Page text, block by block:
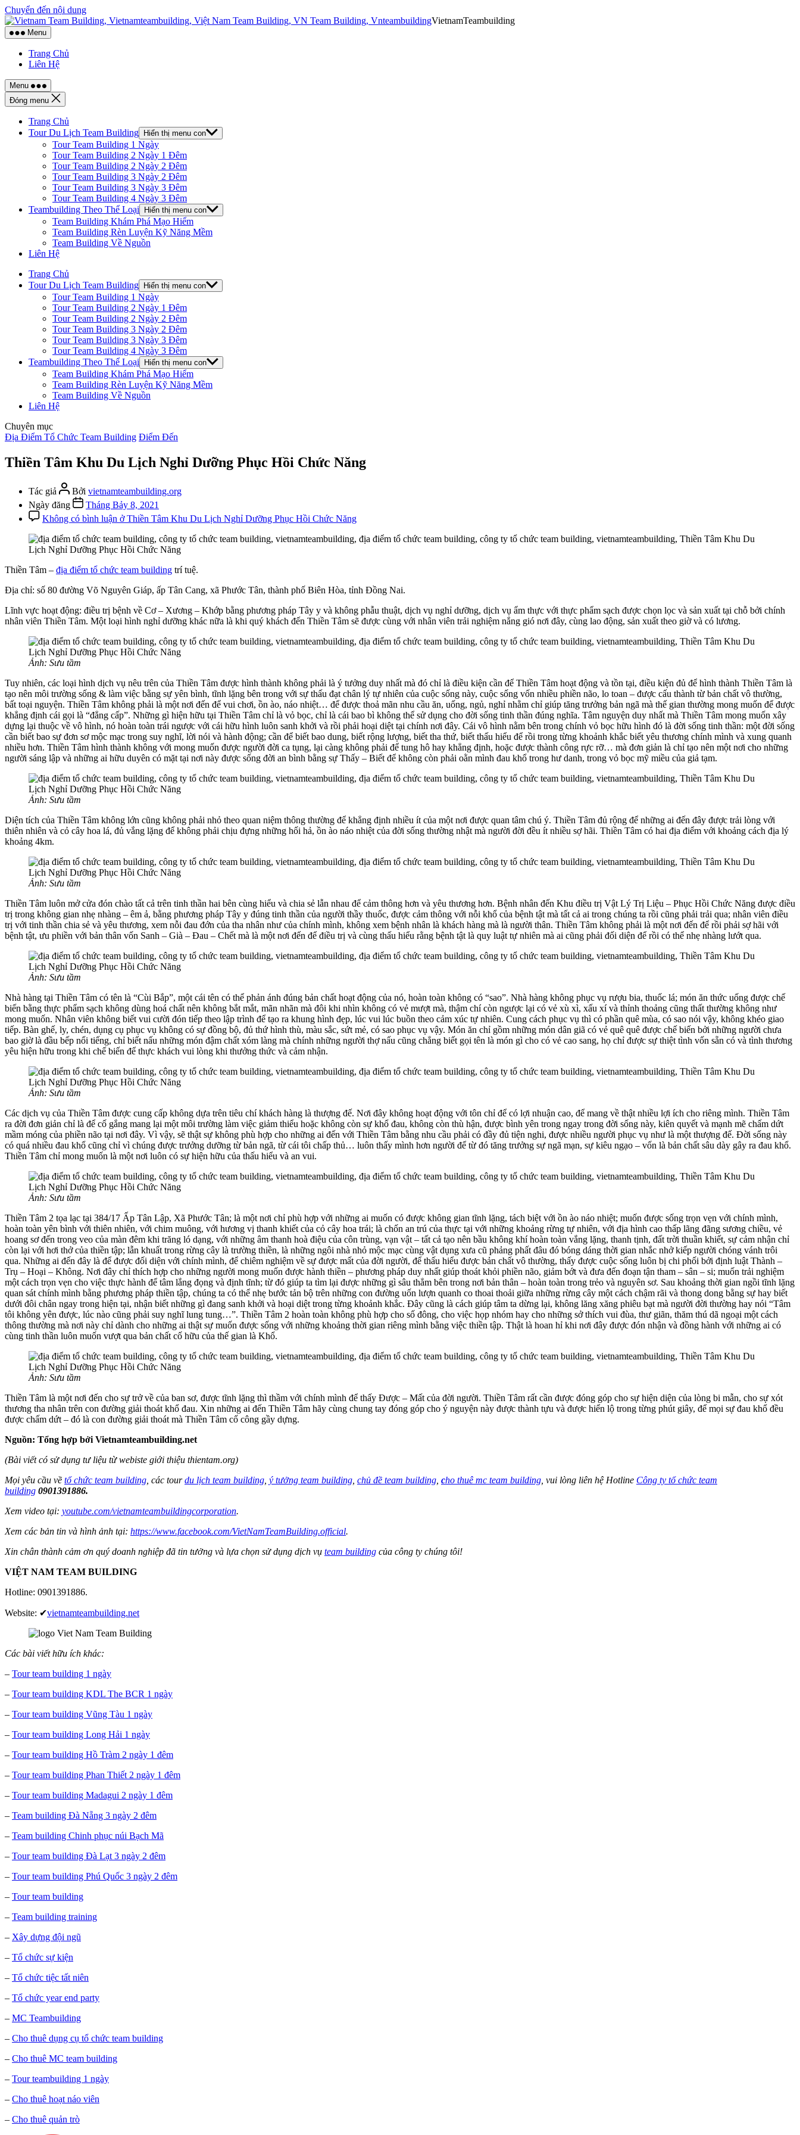
Chuyển đến nội dung
VietnamTeambuilding
Menu
Trang Chủ
Liên Hệ
Menu
Đóng menu
Trang Chủ
Tour Du Lịch Team Building
Hiển thị menu con
Tour Team Building 1 Ngày
Tour Team Building 2 Ngày 1 Đêm
Tour Team Building 2 Ngày 2 Đêm
Tour Team Building 3 Ngày 2 Đêm
Tour Team Building 3 Ngày 3 Đêm
Tour Team Building 4 Ngày 3 Đêm
Teambuilding Theo Thể Loại
Hiển thị menu con
Team Building Khám Phá Mạo Hiểm
Team Building Rèn Luyện Kỹ Năng Mềm
Team Building Về Nguồn
Liên Hệ
Trang Chủ
Tour Du Lịch Team Building
Hiển thị menu con
Tour Team Building 1 Ngày
Tour Team Building 2 Ngày 1 Đêm
Tour Team Building 2 Ngày 2 Đêm
Tour Team Building 3 Ngày 2 Đêm
Tour Team Building 3 Ngày 3 Đêm
Tour Team Building 4 Ngày 3 Đêm
Teambuilding Theo Thể Loại
Hiển thị menu con
Team Building Khám Phá Mạo Hiểm
Team Building Rèn Luyện Kỹ Năng Mềm
Team Building Về Nguồn
Liên Hệ
Chuyên mục
Địa Điểm Tổ Chức Team Building Điểm Đến
Thiền Tâm Khu Du Lịch Nghỉ Dưỡng Phục Hồi Chức Năng
Tác giả Bởi vietnamteambuilding.org
Ngày đăng
Tháng Bảy 8, 2021
Không có bình luận ở Thiền Tâm Khu Du Lịch Nghỉ Dưỡng Phục Hồi Chức Năng
Thiền Tâm – địa điểm tổ chức team building trí tuệ.
Địa chỉ: số 80 đường Võ Nguyên Giáp, ấp Tân Cang, xã Phước Tân, thành phố Biên Hòa, tỉnh Đồng Nai.
Lĩnh vực hoạt động: điều trị bệnh về Cơ – Xương – Khớp bằng phương pháp Tây y và không phẫu thuật, dịch vụ nghỉ dưỡng, dịch vụ ẩm thực với thực phẩm sạch được chọn lọc và sản xuất tại chỗ bởi chính
nhân viên Thiền Tâm. Một loại hình nghỉ dưỡng khác nữa là khi quý khách đến Thiền Tâm sẽ được cùng với nhân viên trải nghiệm nắng gió nơi đây, cùng lao động, sản xuất theo giờ và có lương.
Ảnh: Sưu tầm
Tuy nhiên, các loại hình dịch vụ nêu trên của Thiền Tâm được hình thành không phải là ý tưởng duy nhất mà đó chỉ là điều kiện cần để Thiền Tâm hoạt động và tồn tại, điều kiện đủ để hình thành Thiền Tâm là
tạo nên môi trường sống & làm việc bằng sự yên bình, tĩnh lặng bên trong với sự thấu đạt chân lý tự nhiên của cuộc sống này, cuộc sống vốn nhiều phiền não, lo toan – được cấu thành từ bản chất vô thường,
bất toại nguyện. Thiền Tâm không phải là một nơi đến để vui chơi, ồn ào, náo nhiệt… để được thoả mãn nhu cầu ăn, uống, ngủ, nghỉ nhằm chỉ giúp tăng trưởng bản ngã mà thế gian thường mong muốn để được
khẳng định cái gọi là “đẳng cấp”. Những gì hiện hữu tại Thiền Tâm chỉ là vỏ bọc, chỉ là cái bao bì không thể sử dụng cho đời sống tinh thần đúng nghĩa. Tâm nguyện duy nhất mà Thiền Tâm mong muốn xây
dựng lại thuộc về vô hình, nó hoàn toàn trái ngược với cái hữu hình luôn sanh khởi và rồi phải hoại diệt tại chính nơi đây. Cái vô hình nằm bên trong chính vỏ bọc hữu hình đó là đời sống tinh thần: một đời sống
cần biết bao sự đơn sơ mộc mạc trong suy nghĩ, lời nói và hành động; cần để biết bao dung, biết rộng lượng, biết tha thứ, biết thấu hiểu để rồi trong từng khoảnh khắc biết yêu thương chính mình và xung quanh
nhiều hơn. Thiền Tâm hình thành không với mong muốn được người đời ca tụng, lại càng không phải để tung hô hay khẳng định, hoặc được thành công rực rỡ… mà đơn giản là chỉ tạo nên một nơi cho những
người sáng lập và những ai hữu duyên có mặt tại nơi này được sống đời an bình bằng sự Thấy – Biết để không còn phải oằn mình đau khổ trong hư danh, trong vỏ bọc mỹ miều của giả tạm.
Ảnh: Sưu tầm
Diện tích của Thiền Tâm không lớn cũng không phải nhỏ theo quan niệm thông thường để khẳng định nhiều ít của một nơi được quan tâm chú ý. Thiền Tâm đủ rộng để những ai đến đây được trải lòng với
thiên nhiên và cỏ cây hoa lá, đủ vắng lặng để không phải chịu đựng những hối hả, ồn ào náo nhiệt của đời sống thường nhật mà người đời đều ít nhiều sợ hãi. Thiền Tâm có hai địa điểm với khoảng cách địa lý
khoảng 4km.
Ảnh: Sưu tầm
Thiền Tâm luôn mở cửa đón chào tất cả trên tinh thần hai bên cùng hiểu và chia sẻ lẫn nhau để cảm thông hơn và yêu thương hơn. Bệnh nhân đến Khu điều trị Vật Lý Trị Liệu – Phục Hồi Chức Năng được điều
trị trong không gian nhẹ nhàng – êm ả, bằng phương pháp Tây y đúng tinh thần của người thầy thuốc, được cảm thông với nỗi khổ của bệnh tật mà tất cả ai trong chúng ta rồi cũng phải trải qua; nhân viên điều
trị với tinh thần chia sẻ và yêu thương, xem nỗi đau đớn của tha nhân như của chính mình, không xem bệnh nhân là khách hàng mà là người thân. Thiền Tâm không phải là một nơi đến để rồi phải sợ hãi với
bệnh tật, ưu phiền với bản thân vốn Sanh – Già – Đau – Chết mà là một nơi đến để điều trị và cùng thấu hiểu rằng bệnh tật là quy luật tự nhiên mà ai cũng phải đối diện để rồi có thể nhẹ nhàng lướt qua.
Ảnh: Sưu tầm
Nhà hàng tại Thiền Tâm có tên là “Cùi Bắp”, một cái tên có thể phản ánh đúng bản chất hoạt động của nó, hoàn toàn không có “sao”. Nhà hàng không phục vụ rượu bia, thuốc lá; món ăn thức uống được chế
biến bằng thực phẩm sạch không dùng hoá chất nên không bắt mắt, mãn nhãn mà đôi khi nhìn không có vẻ mượt mà, thậm chí còn ngược lại có vẻ xù xì, xấu xí và thỉnh thoảng cũng thất thường không như
mong muốn. Nhân viên không biết vui cười đón tiếp theo lập trình để tạo ra khung hình đẹp, lúc vui lúc buồn theo cảm xúc tự nhiên. Cung cách phục vụ thì có phần quê mùa, có sao nói vậy, không khéo giao
tiếp. Bàn ghế, ly, chén, dụng cụ phục vụ không có sự đồng bộ, đủ thứ hình thù, màu sắc, sứt mẻ, có sao phục vụ vậy. Món ăn chỉ gồm những món dân giã có vẻ quê quê được chế biến bởi những người chưa
bao giờ là đầu bếp nổi tiếng, chỉ biết nấu những món đậm chất xóm làng mà chính những người thợ nấu cũng chẳng biết gọi tên là món gì cho có vẻ cao sang, họ chỉ được sự thiệt tình vốn sẵn có và tình thương
yêu hiện hữu trong khi chế biến để thực khách vui lòng khi thưởng thức và cảm nhận.
Ảnh: Sưu tầm
Các dịch vụ của Thiền Tâm được cung cấp không dựa trên tiêu chí khách hàng là thượng đế. Nơi đây không hoạt động với tôn chỉ để có lợi nhuận cao, để mang về thật nhiều lợi ích cho riêng mình. Thiền Tâm
ra đời đơn giản chỉ là để cố gắng mang lại một môi trường làm việc giảm thiểu hoặc không còn sự khổ đau, không còn thù hận, được bình yên trong ngay trong đời sống này, kiên quyết và mạnh mẽ chấm dứt
mầm móng của phiền não tại nơi đây. Vì vậy, sẽ thật sự không phù hợp cho những ai đến với Thiền Tâm bằng nhu cầu phải có đầy đủ tiện nghi, được nhiều người phục vụ như là một thượng đế. Đời sống này
có quá nhiều đau khổ cũng chỉ vì chúng được trưởng dưỡng từ bản ngã, từ cái tôi chấp thủ… luôn thấy mình hơn người để từ đó tăng trưởng sự ngã mạn, sự kiêu ngạo – vốn là bản chất sâu dày gây ra đau khổ.
Thiền Tâm chỉ mong muốn là một nơi luôn có sự hiện hữu của thấu hiểu và an vui.
Ảnh: Sưu tầm
Thiền Tâm 2 tọa lạc tại 384/17 Ấp Tân Lập, Xã Phước Tân; là một nơi chỉ phù hợp với những ai muốn có được không gian tĩnh lặng, tách biệt với ồn ào náo nhiệt; muốn được sống trọn vẹn với chính mình,
hoàn toàn yên bình với thiên nhiên, với chim muông, với hương vị thanh khiết của cỏ cây hoa trái; là chốn an trú của thực tại với những khoảng rừng tự nhiên, với địa hình cao thấp lãng đãng sương chiều, vẻ
hoang sơ đến trong veo của màn đêm khi trăng ló dạng, với những âm thanh hoà điệu của côn trùng, vạn vật – tất cả tạo nên bầu không khí hoàn toàn vắng lặng, thanh tịnh, đất trời thuần khiết, sự cảm nhận chỉ
còn lại với hơi thở của thiền tập; lẫn khuất trong rừng cây là trường thiền, là những ngôi nhà nhỏ mộc mạc cùng vật dụng xưa cũ phảng phất đâu đó bóng dáng thời gian nhắc nhở kiếp người chóng vánh trôi
qua. Những ai đến đây là để được đối diện với chính mình, để chiêm nghiệm về sự được mất của đời người, để thấu hiểu được bản chất vô thường, thấy được cuộc sống luôn bị chi phối bởi định luật Thành –
Trụ – Hoại – Không. Nơi đây chỉ thích hợp cho những người mong muốn được hành thiền – phương pháp duy nhất giúp thoát khỏi phiền não, giảm bớt và đưa đến đoạn tận tham – sân – si; muốn trải nghiệm
một cách trọn vẹn cho việc thực hành để tâm lắng đọng và định tĩnh; từ đó giúp ta tìm lại được những gì sâu thẳm bên trong nơi bản thân – hoàn toàn trong trẻo và nguyên sơ. Sau khoảng thời gian ngồi tĩnh lặng
quan sát chính mình bằng phương pháp thiền tập, chúng ta có thể nhẹ bước tản bộ trên những con đường uốn lượn quanh co thoai thoải giữa những rừng cây một cách chậm rãi và thong dong bằng sự hay biết
dưới đôi chân ngay trong hiện tại, nhận biết những gì đang sanh khởi và hoại diệt trong từng khoảnh khắc. Đây cũng là cách giúp tâm ta dừng lại, không lăng xăng phiêu bạt mà người đời thường hay nói “Tâm
tôi không yên được, lúc nào cũng phải suy nghĩ lung tung…”. Thiền Tâm 2 hoàn toàn không phù hợp cho số đông, cho việc họp nhóm hay cho những sở thích vui đùa, thư giãn, thăm thú dã ngoại một cách
thông thường mà nơi này chỉ dành cho những ai thật sự muốn được sống với những khoảng thời gian riêng mình bằng việc thiền tập. Thật là hoan hỉ khi nơi đây được đón nhận và đồng hành với những ai có
cùng tinh thần luôn muốn vượt qua bản chất cố hữu của thế gian là Khổ.
Ảnh: Sưu tầm
Thiền Tâm là một nơi đến cho sự trở về của ban sơ, được tĩnh lặng thì thầm với chính mình để thấy Được – Mất của đời người. Thiền Tâm rất cần được đóng góp cho sự hiện diện của lòng bi mẫn, cho sự xót
thương tha nhân trên con đường giải thoát khổ đau. Xin những ai đến Thiền Tâm hãy cùng chung tay đóng góp cho ý nguyện này được thành tựu và được hiển lộ trong từng phút giây, để mọi sự đau khổ đều
được chấm dứt – đó là con đường giải thoát mà Thiền Tâm cố công gầy dựng.
Nguồn: Tổng hợp bởi Vietnamteambuilding.net
(Bài viết có sử dụng tư liệu từ webiste giới thiệu thientam.org)
Mọi yêu cầu về tổ chức team building , các tourdu lịch team building ý tưởng team building chủ đề team building cho thuê mc team building , vui lòng liên hệ Hotline Công ty tổ chức team
building 0901391886.
Xem video tại: youtube.com/vietnamteambuildingcorporation.
Xem các bản tin và hình ảnh tại: https://www.facebook.com/VietNamTeamBuilding.official.
Xin chân thành cảm ơn quý doanh nghiệp đã tin tưởng và lựa chọn sử dụng dịch vụ team building của công ty chúng tôi!
VIỆT NAM TEAM BUILDING
Hotline: 0901391886.
Website: ✔vietnamteambuilding.net
Các bài viết hữu ích khác:
– Tour team building 1 ngày
– Tour team building KDL The BCR 1 ngày
– Tour team building Vũng Tàu 1 ngày
– Tour team building Long Hải 1 ngày
– Tour team building Hồ Tràm 2 ngày 1 đêm
– Tour team building Phan Thiết 2 ngày 1 đêm
– Tour team building Madagui 2 ngày 1 đêm
– Team building Đà Nẵng 3 ngày 2 đêm
– Team building Chinh phục núi Bạch Mã
– Tour team building Đà Lạt 3 ngày 2 đêm
– Tour team building Phú Quốc 3 ngày 2 đêm
– Tour team building
– Team building training
– Xây dựng đội ngũ
– Tổ chức sự kiện
– Tổ chức tiệc tất niên
– Tổ chức year end party
– MC Teambuilding
– Cho thuê dụng cụ tổ chức team building
– Cho thuê MC team building
– Tour teambuilding 1 ngày
– Cho thuê hoạt náo viên
– Cho thuê quản trò